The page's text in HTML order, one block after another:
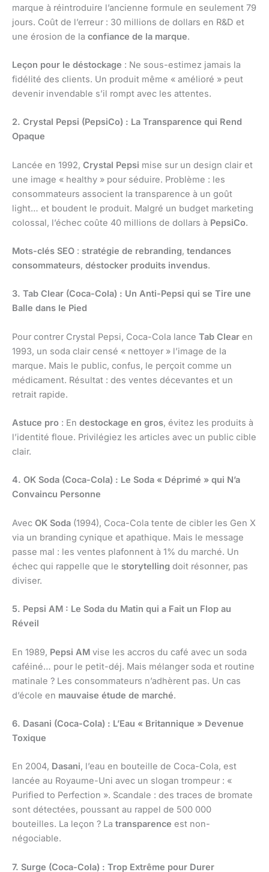
marque à réintroduire l’ancienne formule en seulement 79
jours. Coût de l’erreur : 30 millions de dollars en R&D et
une érosion de la confiance de la marque.
Leçon pour le déstockage : Ne sous-estimez jamais la
fidélité des clients. Un produit même « amélioré » peut
devenir invendable s’il rompt avec les attentes.
2. Crystal Pepsi (PepsiCo) : La Transparence qui Rend
Opaque
Lancée en 1992, Crystal Pepsi mise sur un design clair et
une image « healthy » pour séduire. Problème : les
consommateurs associent la transparence à un goût
light… et boudent le produit. Malgré un budget marketing
colossal, l’échec coûte 40 millions de dollars à PepsiCo.
Mots-clés SEO : stratégie de rebranding, tendances
consommateurs, déstocker produits invendus.
3. Tab Clear (Coca-Cola) : Un Anti-Pepsi qui se Tire une
Balle dans le Pied
Pour contrer Crystal Pepsi, Coca-Cola lance Tab Clear en
1993, un soda clair censé « nettoyer » l’image de la
marque. Mais le public, confus, le perçoit comme un
médicament. Résultat : des ventes décevantes et un
retrait rapide.
Astuce pro : En destockage en gros, évitez les produits à
l’identité floue. Privilégiez les articles avec un public cible
clair.
4. OK Soda (Coca-Cola) : Le Soda « Déprimé » qui N’a
Convaincu Personne
Avec OK Soda (1994), Coca-Cola tente de cibler les Gen X
via un branding cynique et apathique. Mais le message
passe mal : les ventes plafonnent à 1% du marché. Un
échec qui rappelle que le storytelling doit résonner, pas
diviser.
5. Pepsi AM : Le Soda du Matin qui a Fait un Flop au
Réveil
En 1989, Pepsi AM vise les accros du café avec un soda
caféiné… pour le petit-déj. Mais mélanger soda et routine
matinale ? Les consommateurs n’adhèrent pas. Un cas
d’école en mauvaise étude de marché.
6. Dasani (Coca-Cola) : L’Eau « Britannique » Devenue
Toxique
En 2004, Dasani, l’eau en bouteille de Coca-Cola, est
lancée au Royaume-Uni avec un slogan trompeur : «
Purified to Perfection ». Scandale : des traces de bromate
sont détectées, poussant au rappel de 500 000
bouteilles. La leçon ? La transparence est non-
négociable.
7. Surge (Coca-Cola) : Trop Extrême pour Durer